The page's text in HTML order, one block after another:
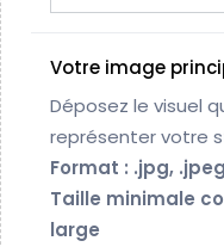
Votre image
Déposez le visuel
représenter votre
Format : .jpg,
Taille minimale
large